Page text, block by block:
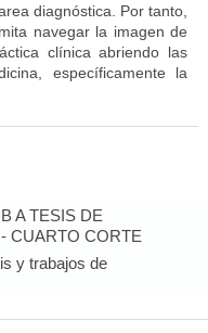
diagnóstica. Por tanto,
navegar la imagen de
clínica abriendo las
específicamente la
A TESIS DE
CUARTO CORTE
y trabajos de